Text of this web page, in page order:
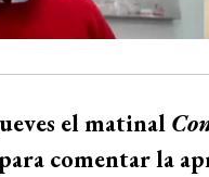
el matinal
comentar la